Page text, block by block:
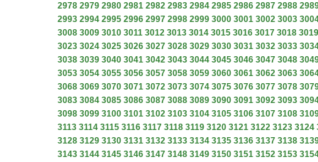
2978 2979 2980 2981 2982 2983 2984 2985 2986 2987 2988
2993 2994 2995 2996 2997 2998 2999 3000 3001 3002 3003
3008 3009 3010 3011 3012 3013 3014 3015 3016 3017 3018 3019
3023 3024 3025 3026 3027 3028 3029 3030 3031 3032 3033
3038 3039 3040 3041 3042 3043 3044 3045 3046 3047 3048
3053 3054 3055 3056 3057 3058 3059 3060 3061 3062 3063
3068 3069 3070 3071 3072 3073 3074 3075 3076 3077 3078
3083 3084 3085 3086 3087 3088 3089 3090 3091 3092 3093
3098 3099 3100 3101 3102 3103 3104 3105 3106 3107 3108
3113 3114 3115 3116 3117 3118 3119 3120 3121 3122 3123 3124
3128 3129 3130 3131 3132 3133 3134 3135 3136 3137 3138
3143 3144 3145 3146 3147 3148 3149 3150 3151 3152 3153